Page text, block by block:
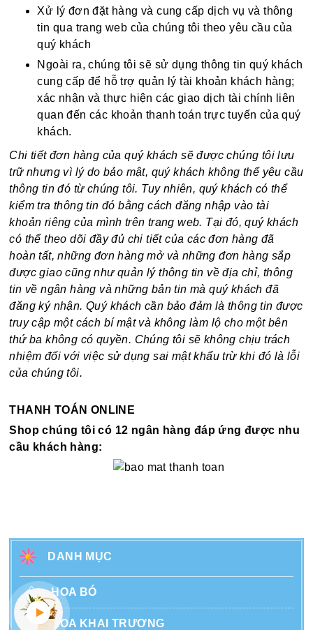
Xử lý đơn đặt hàng và cung cấp dịch vụ và thông
tin qua trang web của chúng tôi theo yêu cầu của
quý khách
Ngoài ra, chúng tôi sẽ sử dụng thông tin quý khách
cung cấp để hỗ trợ quản lý tài khoản khách hàng;
xác nhận và thực hiện các giao dịch tài chính liên
quan đến các khoản thanh toán trực tuyến của quý
khách.
Chi tiết đơn hàng của quý khách sẽ được chúng tôi lưu
trữ nhưng vì lý do bảo mật, quý khách không thể yêu cầu
thông tin đó từ chúng tôi. Tuy nhiên, quý khách có thể
kiểm tra thông tin đó bằng cách đăng nhập vào tài
khoản riêng của mình trên trang web. Tại đó, quý khách
có thể theo dõi đầy đủ chi tiết của các đơn hàng đã
hoàn tất, những đơn hàng mở và những đơn hàng sắp
được giao cũng như quản lý thông tin về địa chỉ, thông
tin về ngân hàng và những bản tin mà quý khách đã
đăng ký nhận. Quý khách cần bảo đảm là thông tin được
truy cập một cách bí mật và không làm lộ cho một bên
thứ ba không có quyền. Chúng tôi sẽ không chịu trách
nhiệm đối với việc sử dụng sai mật khẩu trừ khi đó là lỗi
của chúng tôi.
THANH TOÁN ONLINE
Shop chúng tôi có 12 ngân hàng đáp ứng được nhu
cầu khách hàng:
DANH MỤC
HOA BÓ
HOA KHAI TRƯƠNG